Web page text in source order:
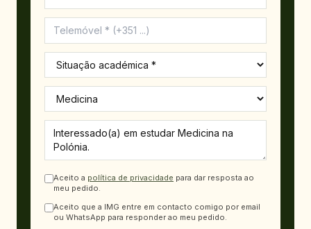
Aceito a política de privacidade para dar resposta ao
meu pedido.
Aceito que a IMG entre em contacto comigo por email
ou WhatsApp para responder ao meu pedido.